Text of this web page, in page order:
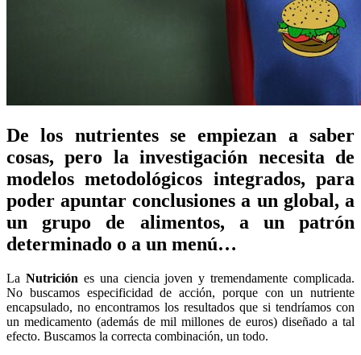
De los nutrientes se empiezan a saber
cosas, pero la investigación necesita de
modelos metodológicos integrados, para
poder apuntar conclusiones a un global, a
un grupo de alimentos, a un patrón
determinado o a un menú…
La Nutrición es una ciencia joven y tremendamente complicada.
No buscamos especificidad de acción, porque con un nutriente
encapsulado, no encontramos los resultados que si tendríamos con
un medicamento (además de mil millones de euros) diseñado a tal
efecto. Buscamos la correcta combinación, un todo.